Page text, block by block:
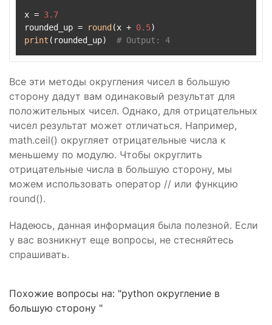
x = 3.7
rounded_up =
round (x + 0.5
print (rounded_up) # Output: 4
Все эти методы округления чисел в большую
сторону дадут вам одинаковый результат для
положительных чисел. Однако, для отрицательных
чисел результат может отличаться. Например,
math.ceil() округляет отрицательные числа к
меньшему по модулю. Чтобы округлить
отрицательные числа в большую сторону, мы
можем использовать оператор // или функцию
round().
Надеюсь, данная информация была полезной. Если
у вас возникнут еще вопросы, не стесняйтесь
спрашивать.
Похожие вопросы на: "python округление в
большую сторону "